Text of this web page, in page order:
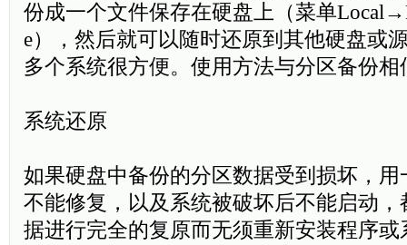
份成一个文件保存在硬盘上（菜单
e），然后就可以随时还原到其他硬盘或
多个系统很方便。使用方法与分区备份相
系统还原
如果硬盘中备份的分区数据受到损坏，
不能修复，以及系统被破坏后不能启动
据进行完全的复原而无须重新安装程序